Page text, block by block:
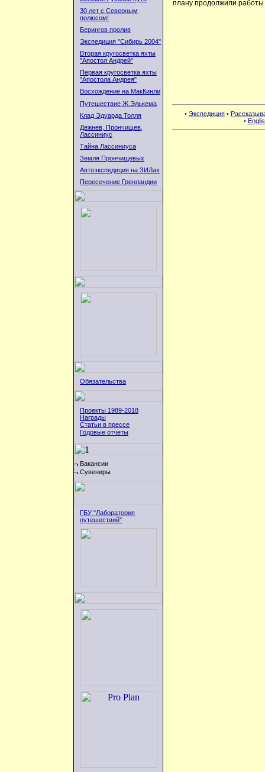
30 лет с Северным
полюсом!
Берингов пролив
Экспедиция "Сибирь 2004"
Вторая кругосветка яхты
"Апостол Андрей"
Первая кругосветка яхты
"Апостола Андрея"
Восхождение на МакКинли
Путешествие Ж.Элькема
Клад Эдуарда Толля
Дежнев, Прончищев,
Лассиниус
Тайна Лассиниуса
Земля Прончищевых
Автоэкспедиция на ЗИЛах
Пересечение Гренландии
Обязательства
Проекты 1989-2018
Награды
Статьи в прессе
Годовые отчеты
Вакансии
Сувениры
ГБУ "Лаборатория
путешествий"
плану продолжили
• Экспедиция •
•